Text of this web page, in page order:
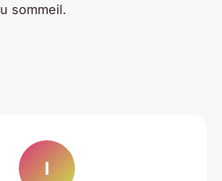
sommeil.
I